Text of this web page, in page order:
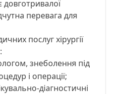
довготривалої
перевага для
послуг хірургії
знеболення під
і операції;
діагностичні